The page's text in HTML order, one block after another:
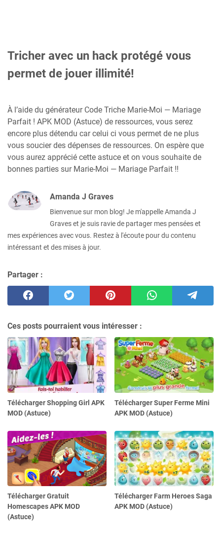
Tricher avec un hack protégé vous
permet de jouer illimité!
À l’aide du générateur Code Triche Marie-Moi — Mariage
Parfait ! APK MOD (Astuce) de ressources, vous serez
encore plus détendu car celui ci vous permet de ne plus
vous soucier des dépenses de ressources. On espère que
vous aurez apprécié cette astuce et on vous souhaite de
bonnes parties sur Marie-Moi — Mariage Parfait !!
Amanda J Graves
Bienvenue sur mon blog! Je m'appelle Amanda J
Graves et je suis ravie de partager mes pensées et
mes expériences avec vous. Restez à l'écoute pour du contenu
intéressant et des mises à jour.
Partager :
Ces posts pourraient vous intéresser :
Télécharger Shopping Girl APK
MOD (Astuce)
Télécharger Super Ferme Mini
APK MOD (Astuce)
Télécharger Gratuit
Homescapes APK MOD
(Astuce)
Télécharger Farm Heroes Saga
APK MOD (Astuce)